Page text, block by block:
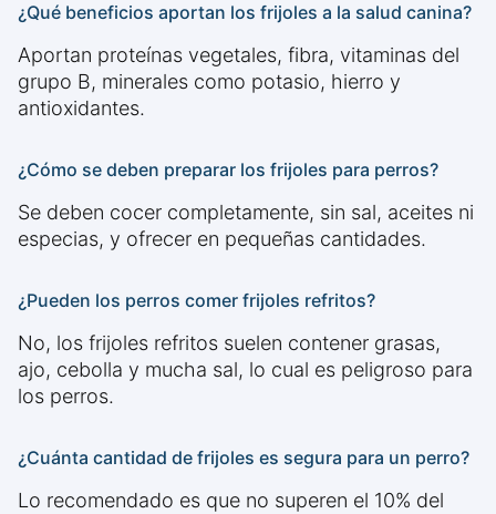
¿Qué beneficios aportan los frijoles a la salud canina?
Aportan proteínas vegetales, fibra, vitaminas del
grupo B, minerales como potasio, hierro y
antioxidantes.
¿Cómo se deben preparar los frijoles para perros?
Se deben cocer completamente, sin sal, aceites ni
especias, y ofrecer en pequeñas cantidades.
¿Pueden los perros comer frijoles refritos?
No, los frijoles refritos suelen contener grasas,
ajo, cebolla y mucha sal, lo cual es peligroso para
los perros.
¿Cuánta cantidad de frijoles es segura para un perro?
Lo recomendado es que no superen el 10% del